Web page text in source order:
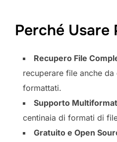
Perché Usare
Recupero File
recuperare file anche
formattati.
Supporto
centinaia di formati di
Gratuito e Open